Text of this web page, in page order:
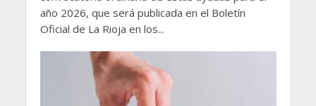
año 2026, que será publicada en el Boletín
Oficial de La Rioja en los...